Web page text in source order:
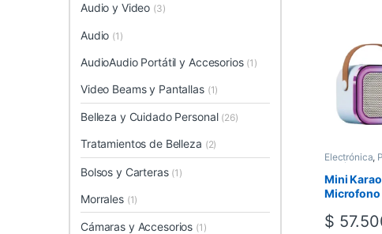
Electrónica,
Portátiles
Mini
Microfono
$
Audio y Video (3)
Audio (1)
AudioAudio Portátil y Accesorios (1)
Video Beams y Pantallas (1)
Belleza y Cuidado Personal (26)
Tratamientos de Belleza (2)
Bolsos y Carteras (1)
Morrales (1)
Cámaras y Accesorios (1)